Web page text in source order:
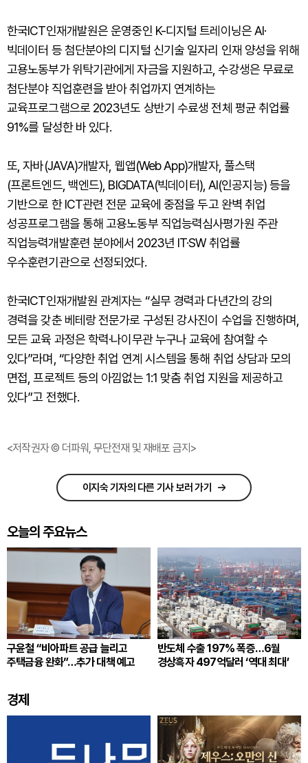
한국ICT인재개발원은 운영중인 K-디지털 트레이닝은 AI·
빅데이터 등 첨단분야의 디지털 신기술 일자리 인재 양성을 위해
고용노동부가 위탁기관에게 자금을 지원하고, 수강생은 무료로
첨단분야 직업훈련을 받아 취업까지 연계하는
교육프로그램으로 2023년도 상반기 수료생 전체 평균 취업률
91%를 달성한 바 있다.
또, 자바(JAVA)개발자, 웹앱(Web App)개발자, 풀스택
(프론트엔드, 백엔드), BIGDATA(빅데이터), AI(인공지능) 등을
기반으로 한 ICT관련 전문 교육에 중점을 두고 완벽 취업
성공프로그램을 통해 고용노동부 직업능력심사평가원 주관
직업능력개발훈련 분야에서 2023년 IT·SW 취업률
우수훈련기관으로 선정되었다.
한국ICT인재개발원 관계자는 “실무 경력과 다년간의 강의
경력을 갖춘 베테랑 전문가로 구성된 강사진이 수업을 진행하며,
모든 교육 과정은 학력·나이무관 누구나 교육에 참여할 수
있다”라며, “다양한 취업 연계 시스템을 통해 취업 상담과 모의
면접, 프로젝트 등의 아낌없는 1:1 맞춤 취업 지원을 제공하고
있다”고 전했다.
<저작권자 © 더파워, 무단전재 및 재배포 금지>
이지숙 기자의 다른 기사 보러 가기
오늘의 주요뉴스
구윤철 “비아파트 공급 늘리고
주택금융 완화”…추가 대책 예고
반도체 수출 197% 폭증…6월
경상흑자 497억달러 ‘역대 최대’
경제